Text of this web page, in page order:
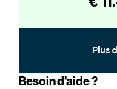
Plus
Besoin d'aide ?